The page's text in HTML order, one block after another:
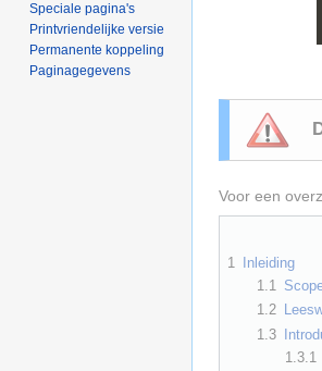
Voor een
1
Inleiding
1.1
1.2
1.3
1.3.1
Speciale pagina's
Printvriendelijke versie
Permanente koppeling
Paginagegevens